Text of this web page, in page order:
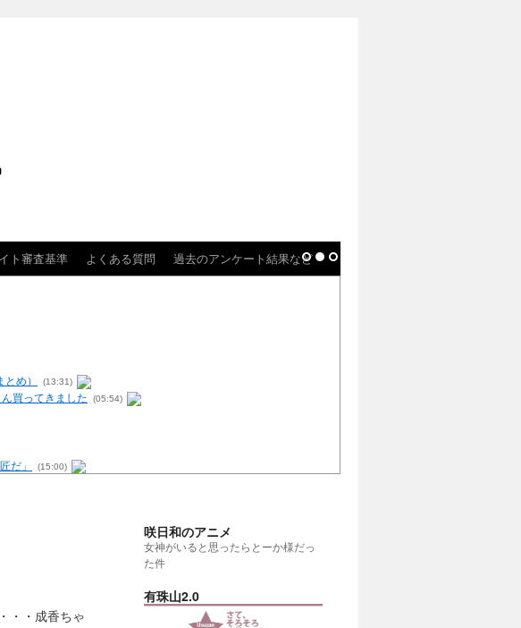
ト審査基準 よくある質問 過去のアンケート結果など
め） (13:31)
買ってきました (05:54)
だ」 (15:00)
・・成香ちゃ
咲日和のアニメ
女神がいると思ったらとーか様だっ
た件
有珠山2.0